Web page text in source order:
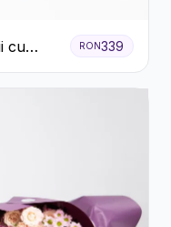
cu
RON339